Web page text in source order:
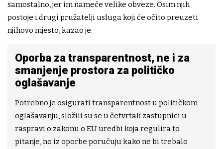
samostalno, jer im nameće velike obveze. Osim njih
postoje i drugi pružatelji usluga koji će očito preuzeti
njihovo mjesto, kazao je.
Oporba za transparentnost, ne i za
smanjenje prostora za političko
oglašavanje
Potrebno je osigurati transparentnost u političkom
oglašavanju, složili su se u četvrtak zastupnici u
raspravi o zakonu o EU uredbi koja regulira to
pitanje, no iz oporbe poručuju kako ne bi trebalo